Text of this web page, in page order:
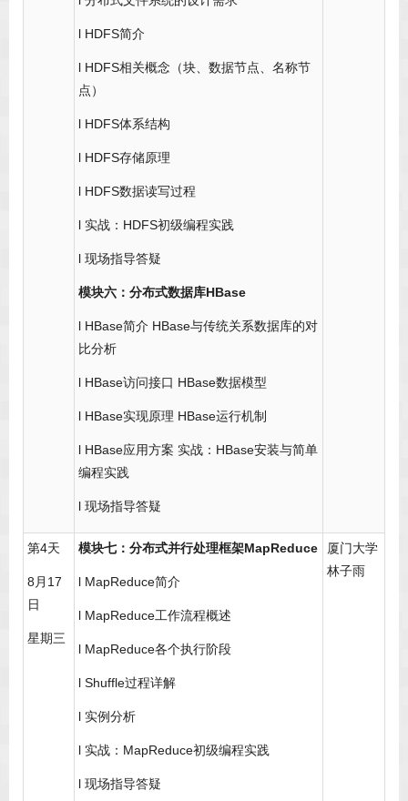
l HDFS简介
l HDFS相关概念（块、数据节点、名称节
点）
l HDFS体系结构
l HDFS存储原理
l HDFS数据读写过程
l 实战：HDFS初级编程实践
l 现场指导答疑
模块六：分布式数据库HBase
l HBase简介 HBase与传统关系数据库的对
比分析
l HBase访问接口 HBase数据模型
l HBase实现原理 HBase运行机制
l HBase应用方案 实战：HBase安装与简单
编程实践
l 现场指导答疑
第4天
8月17
日
星期三
模块七：分布式并行处理框架MapReduce
l MapReduce简介
l MapReduce工作流程概述
l MapReduce各个执行阶段
l Shuffle过程详解
l 实例分析
l 实战：MapReduce初级编程实践
l 现场指导答疑
厦门大学
林子雨